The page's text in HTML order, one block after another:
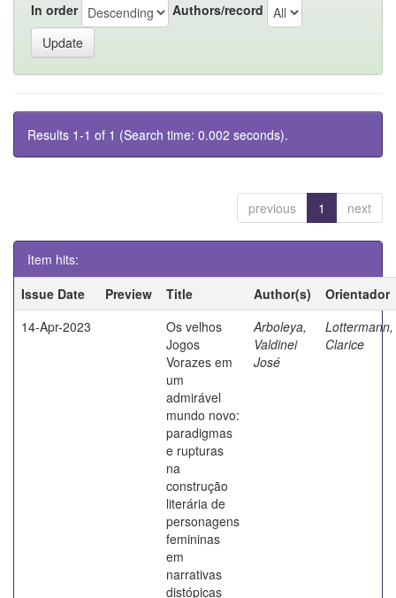
In order Authors/record
Results 1-1 of 1 (Search time: 0.002 seconds).
previous 1 next
Item hits:
Issue Date
Preview Title Author(s)
Orientador
14-Apr-2023
Os velhos
Jogos
Vorazes em
um
admirável
mundo novo:
paradigmas
e rupturas
na
construção
literária de
personagens
femininas
em
narrativas
distópicas
Arboleya,
Valdinei
José
Lottermann,
Clarice